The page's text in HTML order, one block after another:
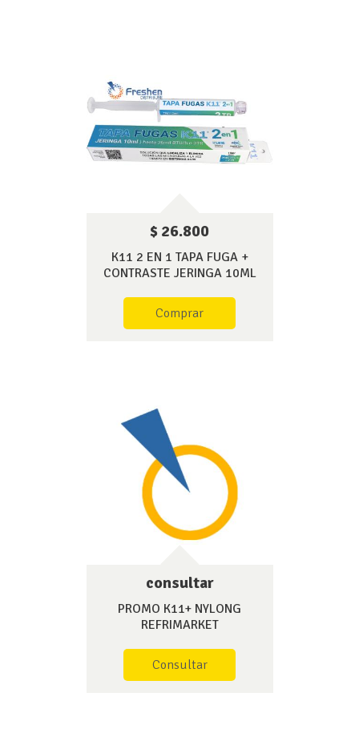
$ 26.800
K11 2 EN 1 TAPA FUGA +
CONTRASTE JERINGA 10ML
Comprar
consultar
PROMO K11+ NYLONG
REFRIMARKET
Consultar